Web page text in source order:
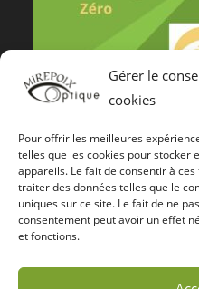
Gérer le
cookies
Pour offrir les meilleures
telles que les cookies pour stocker
appareils. Le fait de consentir à
traiter des données telles que le
uniques sur ce site. Le fait de ne
consentement peut avoir un effet
et fonctions.
Notre Certification De